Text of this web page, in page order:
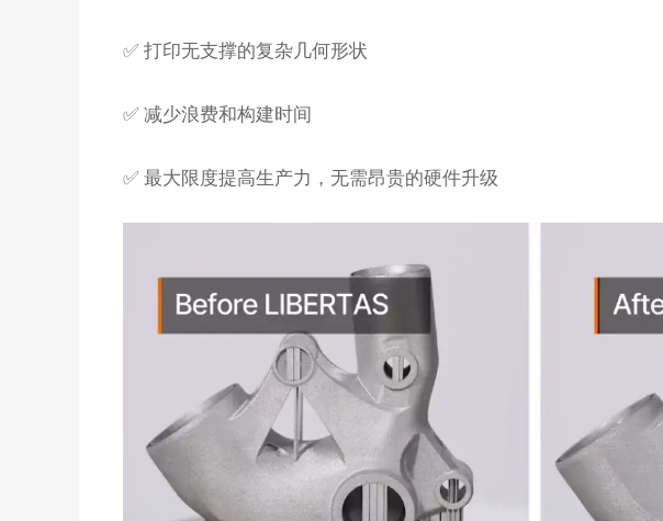
✅ 打印无支撑的复杂几何形状
✅ 减少浪费和构建时间
✅ 最大限度提高生产力，无需昂贵的硬件升级